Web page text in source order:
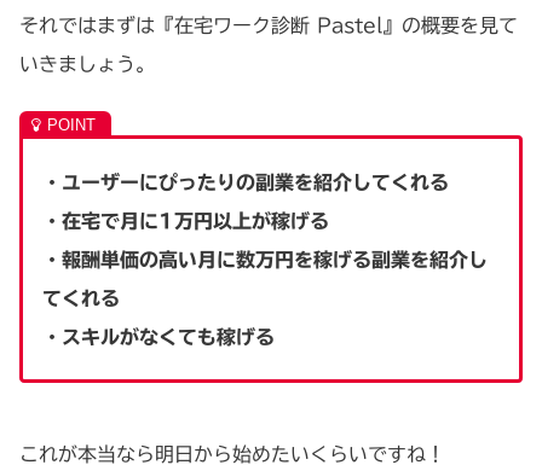
それではまずは『在宅ワーク診断 Pastel』の概要を見て
いきましょう。
・ユーザーにぴったりの副業を紹介してくれる
・在宅で月に1万円以上が稼げる
・報酬単価の高い月に数万円を稼げる副業を紹介し
てくれる
・スキルがなくても稼げる
これが本当なら明日から始めたいくらいですね！